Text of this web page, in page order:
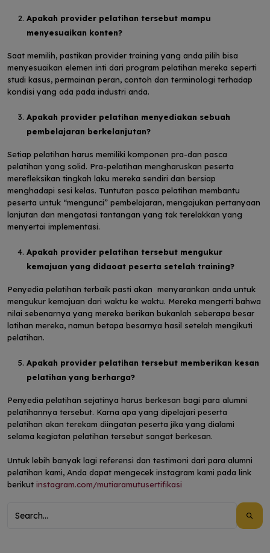
Apakah provider pelatihan tersebut mampu
menyesuaikan konten?
Saat memilih, pastikan provider training yang anda pilih bisa
menyesuaikan elemen inti dari program pelatihan mereka seperti
studi kasus, permainan peran, contoh dan terminologi terhadap
kondisi yang ada pada industri anda.
Apakah provider pelatihan menyediakan sebuah
pembelajaran berkelanjutan?
Setiap pelatihan harus memiliki komponen pra-dan pasca
pelatihan yang solid. Pra-pelatihan mengharuskan peserta
merefleksikan tingkah laku mereka sendiri dan bersiap
menghadapi sesi kelas. Tuntutan pasca pelatihan membantu
peserta untuk “mengunci” pembelajaran, mengajukan pertanyaan
lanjutan dan mengatasi tantangan yang tak terelakkan yang
menyertai implementasi.
Apakah provider pelatihan tersebut mengukur
kemajuan yang didaoat peserta setelah training?
Penyedia pelatihan terbaik pasti akan menyarankan anda untuk
mengukur kemajuan dari waktu ke waktu. Mereka mengerti bahwa
nilai sebenarnya yang mereka berikan bukanlah seberapa besar
latihan mereka, namun betapa besarnya hasil setelah mengikuti
pelatihan.
Apakah provider pelatihan tersebut memberikan kesan
pelatihan yang berharga?
Penyedia pelatihan sejatinya harus berkesan bagi para alumni
pelatihannya tersebut. Karna apa yang dipelajari peserta
pelatihan akan terekam diingatan peserta jika yang dialami
selama kegiatan pelatihan tersebut sangat berkesan.
Untuk lebih banyak lagi referensi dan testimoni dari para alumni
pelatihan kami, Anda dapat mengecek instagram kami pada link
berikut instagram.com/mutiaramutusertifikasi